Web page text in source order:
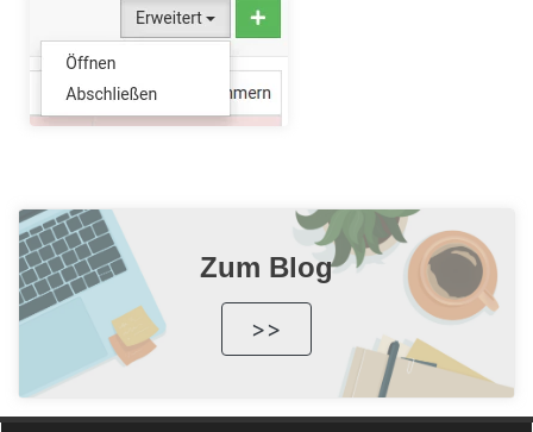
Zum Blog
>>